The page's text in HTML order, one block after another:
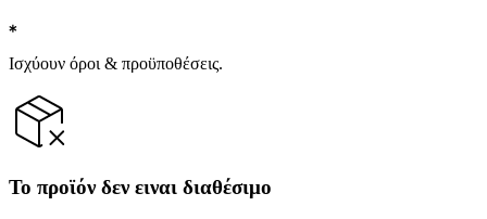
Ισχύουν όροι & προϋποθέσεις.
Το προϊόν δεν ειναι διαθέσιμο